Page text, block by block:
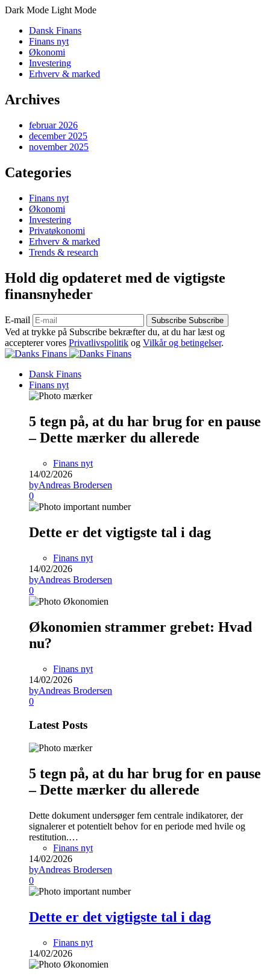
Dark Mode Light Mode
Dansk Finans
Finans nyt
Økonomi
Investering
Erhverv & marked
Archives
februar 2026
december 2025
november 2025
Categories
Finans nyt
Økonomi
Investering
Privatøkonomi
Erhverv & marked
Trends & research
Hold dig opdateret med de vigtigste
finansnyheder
E-mail Subscribe Subscribe
Ved at trykke på Subscribe bekræfter du, at du har læst og
accepterer vores Privatlivspolitik og Vilkår og betingelser.
Dansk Finans
Finans nyt
5 tegn på, at du har brug for en pause
– Dette mærker du allerede
Finans nyt
14/02/2026
byAndreas Brodersen
0
Dette er det vigtigste tal i dag
Finans nyt
14/02/2026
byAndreas Brodersen
0
Økonomien strammer grebet: Hvad
nu?
Finans nyt
14/02/2026
byAndreas Brodersen
0
Latest Posts
5 tegn på, at du har brug for en pause
– Dette mærker du allerede
Dette dokument undersøger fem centrale indikatorer, der
signalerer et potentielt behov for en periode med hvile og
restitution.…
Finans nyt
14/02/2026
byAndreas Brodersen
0
Dette er det vigtigste tal i dag
Finans nyt
14/02/2026